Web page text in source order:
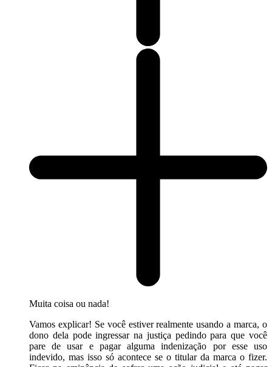
Muita coisa ou nada!
Vamos explicar! Se você estiver realmente usando a marca, o
dono dela pode ingressar na justiça pedindo para que você
pare de usar e pagar alguma indenização por esse uso
indevido, mas isso só acontece se o titular da marca o fizer.